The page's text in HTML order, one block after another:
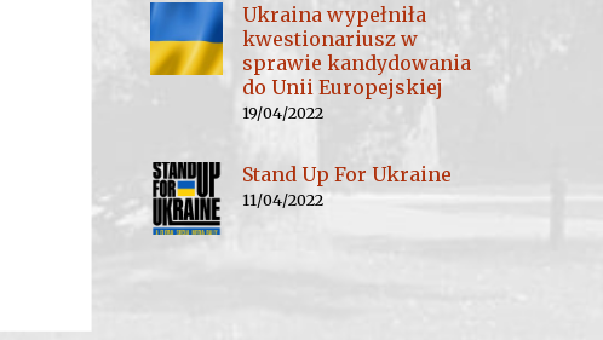
Ukraina wypełniła
kwestionariusz w
sprawie kandydowania
do Unii Europejskiej
19/04/2022
Stand Up For Ukraine
11/04/2022